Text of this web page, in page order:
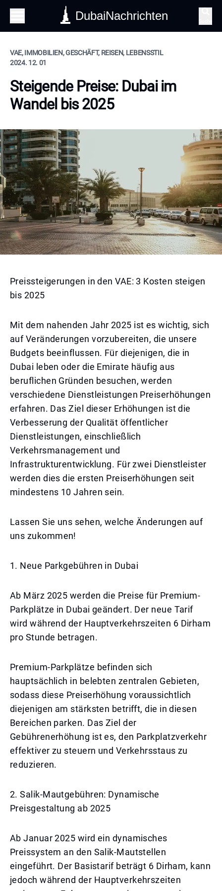
DubaiNachrichten
VAE, IMMOBILIEN, GESCHÄFT, REISEN, LEBENSSTIL
2024. 12. 01
Steigende Preise: Dubai im
Wandel bis 2025
Preissteigerungen in den VAE: 3 Kosten steigen
bis 2025
Mit dem nahenden Jahr 2025 ist es wichtig, sich
auf Veränderungen vorzubereiten, die unsere
Budgets beeinflussen. Für diejenigen, die in
Dubai leben oder die Emirate häufig aus
beruflichen Gründen besuchen, werden
verschiedene Dienstleistungen Preiserhöhungen
erfahren. Das Ziel dieser Erhöhungen ist die
Verbesserung der Qualität öffentlicher
Dienstleistungen, einschließlich
Verkehrsmanagement und
Infrastrukturentwicklung. Für zwei Dienstleister
werden dies die ersten Preiserhöhungen seit
mindestens 10 Jahren sein.
Lassen Sie uns sehen, welche Änderungen auf
uns zukommen!
1. Neue Parkgebühren in Dubai
Ab März 2025 werden die Preise für Premium-
Parkplätze in Dubai geändert. Der neue Tarif
wird während der Hauptverkehrszeiten 6 Dirham
pro Stunde betragen.
Premium-Parkplätze befinden sich
hauptsächlich in belebten zentralen Gebieten,
sodass diese Preiserhöhung voraussichtlich
diejenigen am stärksten betrifft, die in diesen
Bereichen parken. Das Ziel der
Gebührenerhöhung ist es, den Parkplatzverkehr
effektiver zu steuern und Verkehrsstaus zu
reduzieren.
2. Salik-Mautgebühren: Dynamische
Preisgestaltung ab 2025
Ab Januar 2025 wird ein dynamisches
Preissystem an den Salik-Mautstellen
eingeführt. Der Basistarif beträgt 6 Dirham, kann
jedoch während der Hauptverkehrszeiten